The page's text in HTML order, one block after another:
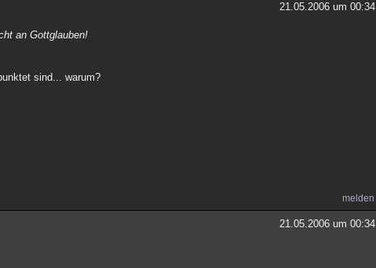
21.05.2006 um 00:34
an Gottglauben!
sind... warum?
melden
21.05.2006 um 00:34